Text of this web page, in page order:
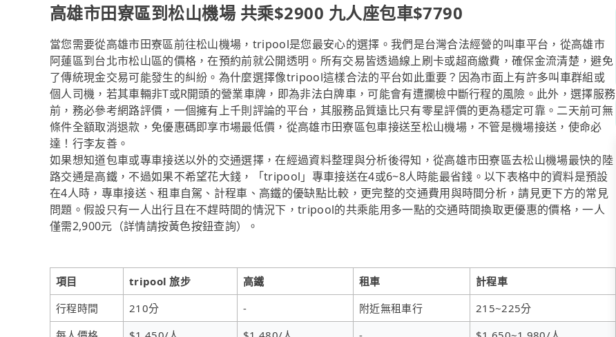
高雄市田寮區到松山機場 共乘$2900 九人座包車$7790
當您需要從高雄市田寮區前往松山機場，tripool是您最安心的選擇。我們是台灣合法經營的叫車平台，從高雄市
阿蓮區到台北市松山區的價格，在預約前就公開透明。所有交易皆透過線上刷卡或超商繳費，確保金流清楚，避免
了傳統現金交易可能發生的糾紛。為什麼選擇像tripool這樣合法的平台如此重要？因為市面上有許多叫車群組或
個人司機，若其車輛非T或R開頭的營業車牌，即為非法白牌車，可能會有遭攔檢中斷行程的風險。此外，選擇服務
前，務必參考網路評價，一個擁有上千則評論的平台，其服務品質遠比只有零星評價的更為穩定可靠。二天前可無
條件全額取消退款，免優惠碼即享市場最低價，從高雄市田寮區包車接送至松山機場，不管是機場接送，使命必
達！行李友善。
如果想知道包車或專車接送以外的交通選擇，在經過資料整理與分析後得知，從高雄市田寮區去松山機場最快的陸
路交通是高鐵，不過如果不希望花大錢，「tripool」專車接送在4或6~8人時能最省錢。以下表格中的資料是預設
在4人時，專車接送、租車自駕、計程車、高鐵的優缺點比較，更完整的交通費用與時間分析，請見更下方的常見
問題。假設只有一人出行且在不趕時間的情況下，tripool的共乘能用多一點的交通時間換取更優惠的價格，一人
僅需2,900元（詳情請按黃色按鈕查詢）。
項目 tripool 旅步 高鐵 租車
計程車
行程時間
210分 - 附近無租車行
215~225分